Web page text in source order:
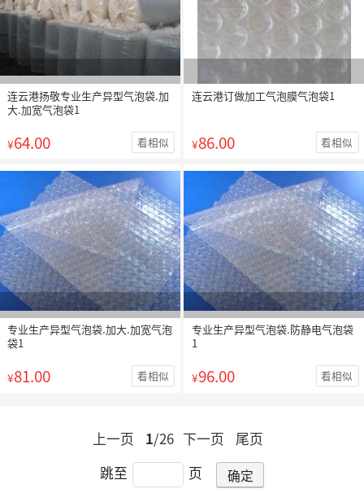
连云港扬敬专业生产异型气泡袋.加
大.加宽气泡袋1
¥64.00 看相似
连云港订做加工气泡膜气泡袋1
¥86.00 看相似
专业生产异型气泡袋.加大.加宽气泡
袋1
¥81.00 看相似
专业生产异型气泡袋.防静电气泡袋
1
¥96.00 看相似
上一页 1/26 下一页
尾页
跳至
页 确定